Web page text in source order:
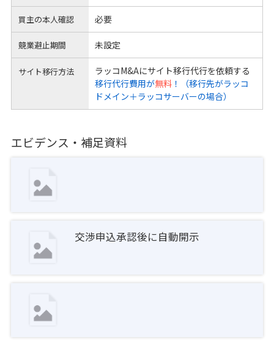
買主の本人確認 必要
競業避止期間 未設定
サイト移行方法
ラッコM&Aにサイト移行代行を依頼する
移行代行費用が無料！（移行先がラッコ
ドメイン＋ラッコサーバーの場合）
エビデンス・補足資料
交渉申込承認後に自動開示